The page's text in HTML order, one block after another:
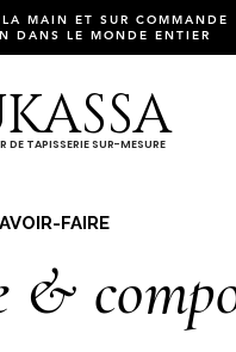
MAIN ET SUR COMMANDE
DANS LE MONDE ENTIER
DE TAPISSERIE SUR-MESURE
FAIRE